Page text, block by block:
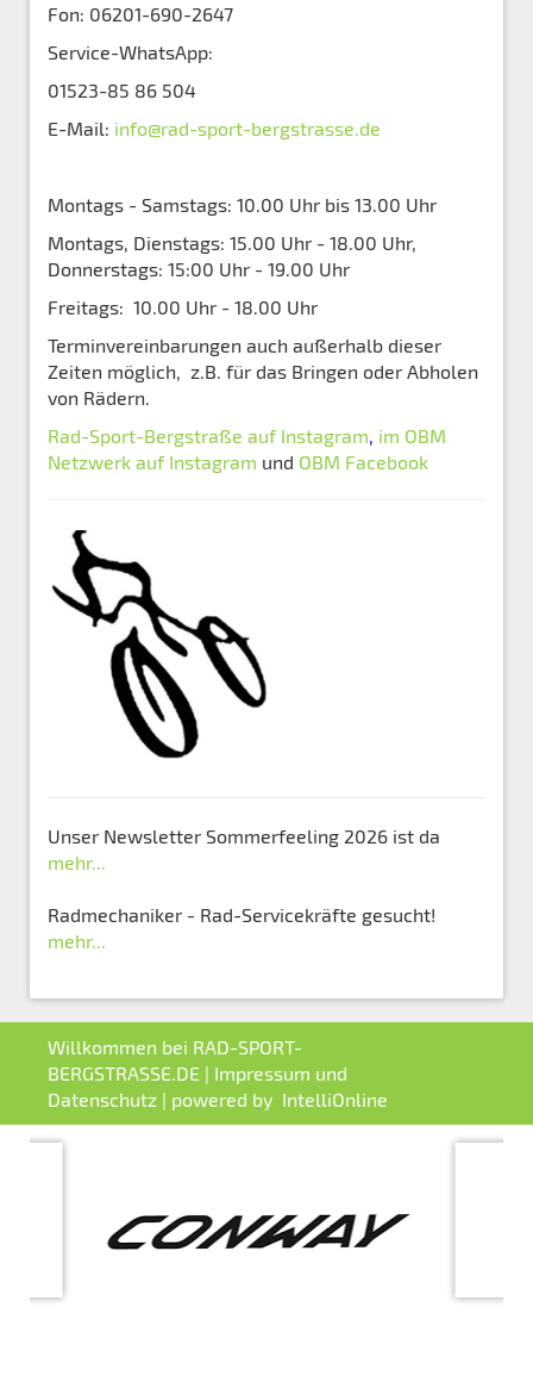
Fon: 06201-690-2647
Service-WhatsApp:
01523-85 86 504
E-Mail: info@rad-sport-bergstrasse.de
Montags - Samstags: 10.00 Uhr bis 13.00 Uhr
Montags, Dienstags: 15.00 Uhr - 18.00 Uhr,
Donnerstags: 15:00 Uhr - 19.00 Uhr
Freitags: 10.00 Uhr - 18.00 Uhr
Terminvereinbarungen auch außerhalb dieser
Zeiten möglich, z.B. für das Bringen oder Abholen
von Rädern.
Rad-Sport-Bergstraße auf Instagram im OBM
Netzwerk auf Instagram und OBM Facebook
Unser Newsletter Sommerfeeling 2026 ist da
mehr...
Radmechaniker - Rad-Servicekräfte gesucht!
mehr...
Willkommen bei RAD-SPORT-
BERGSTRASSE.DE | Impressum und
Datenschutz | powered by IntelliOnline